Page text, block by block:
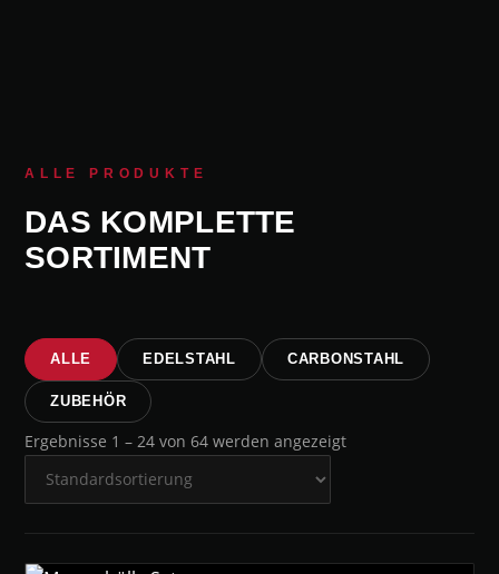
ALLE PRODUKTE
DAS KOMPLETTE
SORTIMENT
ALLE EDELSTAHL CARBONSTAHL
ZUBEHÖR
Ergebnisse 1 – 24 von 64 werden angezeigt